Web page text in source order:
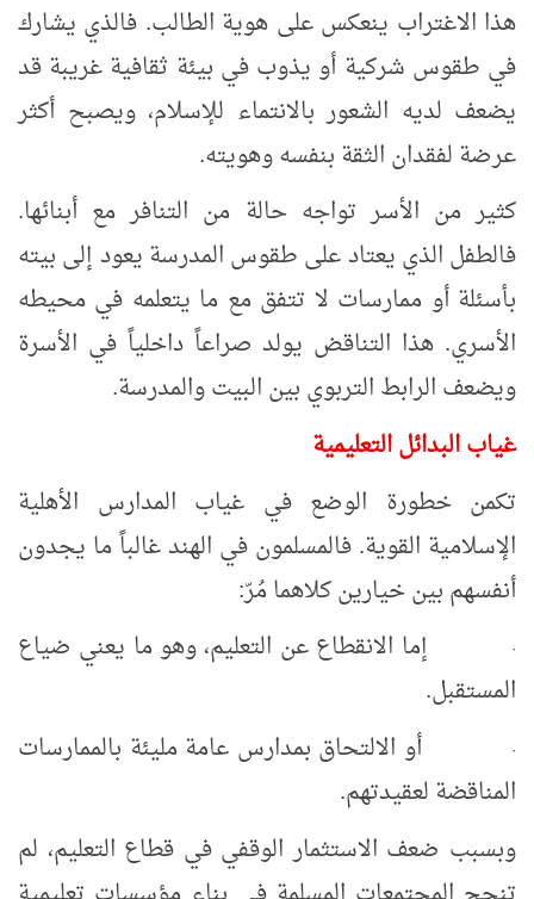
هذا الاغتراب ينعكس على هوية الطالب. فالذي يشارك
في طقوس شركية أو يذوب في بيئة ثقافية غريبة قد
يضعف لديه الشعور بالانتماء للإسلام، ويصبح أكثر
عرضة لفقدان الثقة بنفسه وهويته.
كثير من الأسر تواجه حالة من التنافر مع أبنائها.
فالطفل الذي يعتاد على طقوس المدرسة يعود إلى بيته
بأسئلة أو ممارسات لا تتفق مع ما يتعلمه في محيطه
الأسري. هذا التناقض يولد صراعاً داخلياً في الأسرة
ويضعف الرابط التربوي بين البيت والمدرسة.
غياب البدائل التعليمية
تكمن خطورة الوضع في غياب المدارس الأهلية
الإسلامية القوية. فالمسلمون في الهند غالباً ما يجدون
أنفسهم بين خيارين كلاهما مُرّ:
·
إما الانقطاع عن التعليم، وهو ما يعني ضياع
المستقبل.
·
أو الالتحاق بمدارس عامة مليئة بالممارسات
المناقضة لعقيدتهم.
وبسبب ضعف الاستثمار الوقفي في قطاع التعليم، لم